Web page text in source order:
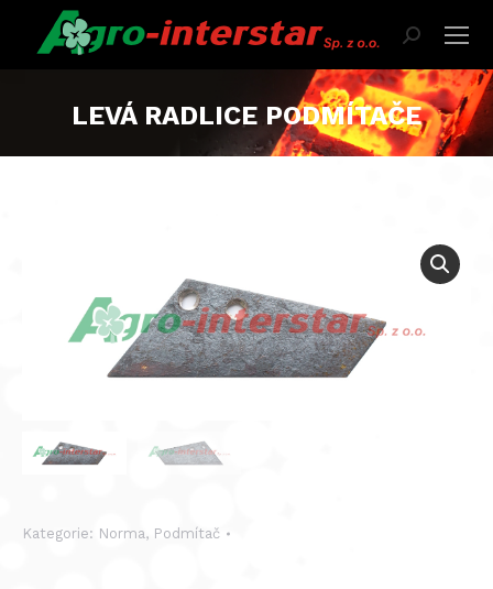
Search:
LEVÁ RADLICE PODMÍTAČE
Kategorie: Norma, Podmítač